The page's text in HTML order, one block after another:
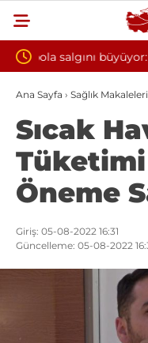
Yılın ilk 6
oksijen
Ana Sayfa › Sağlık Makaleleri
Sıcak
Öneme
Giriş: 05-08-2022 16:31
Güncelleme: 05-08-2022